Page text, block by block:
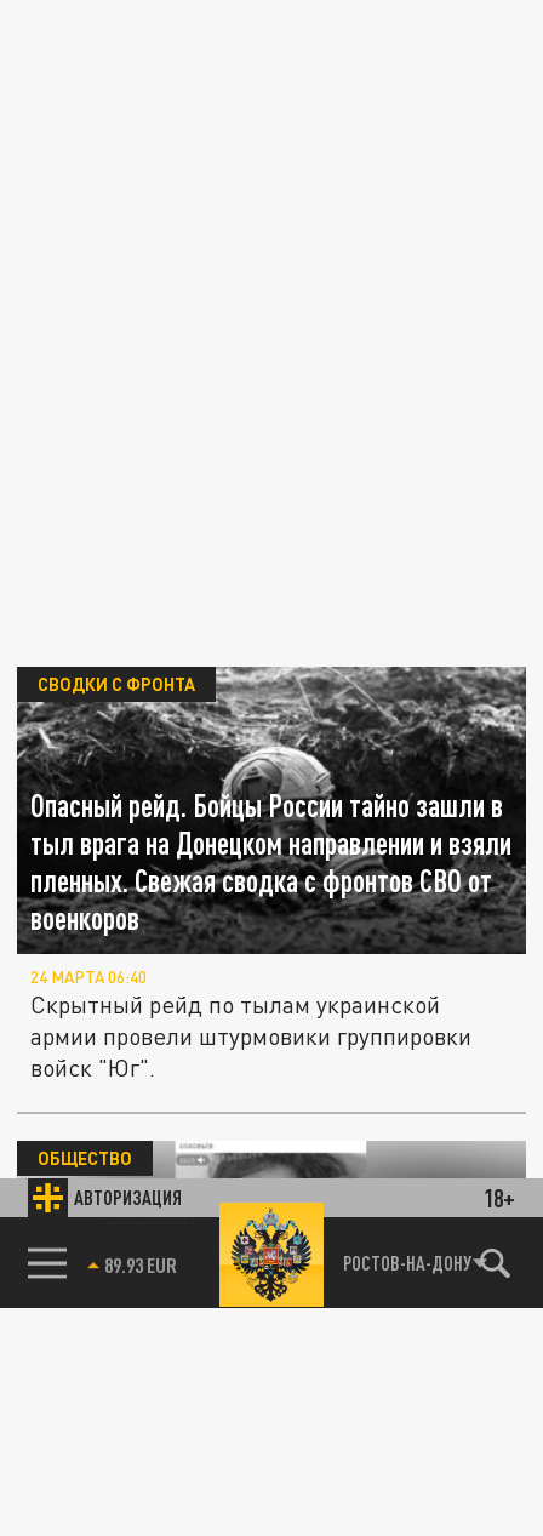
АВТОРИЗАЦИЯ 18+
85.64 BRENT РОСТОВ-НА-ДОНУ
Опасный рейд. Бойцы России тайно зашли в
тыл врага на Донецком направлении и взяли
пленных. Свежая сводка с фронтов СВО от
военкоров
СВОДКИ С ФРОНТА
24 МАРТА 06:40
Скрытный рейд по тылам украинской
армии провели штурмовики группировки
войск "Юг".
ОБЩЕСТВО